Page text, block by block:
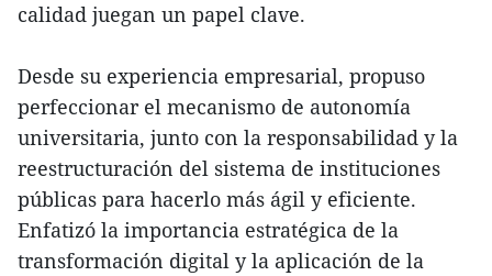
calidad juegan un papel clave.
Desde su experiencia empresarial, propuso
perfeccionar el mecanismo de autonomía
universitaria, junto con la responsabilidad y la
reestructuración del sistema de instituciones
públicas para hacerlo más ágil y eficiente.
Enfatizó la importancia estratégica de la
transformación digital y la aplicación de la